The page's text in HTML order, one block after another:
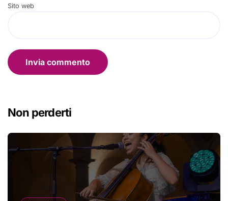
Sito web
Non perderti